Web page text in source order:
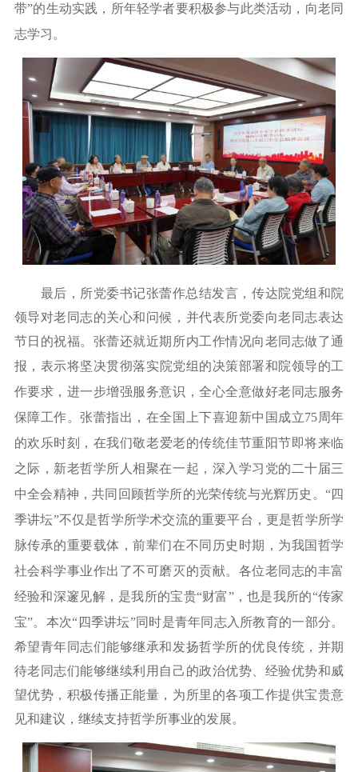
带”的生动实践，所年轻学者要积极参与此类活动，向老同
志学习。
最后，所党委书记张蕾作总结发言，传达院党组和院
领导对老同志的关心和问候，并代表所党委向老同志表达
节日的祝福。张蕾还就近期所内工作情况向老同志做了通
报，表示将坚决贯彻落实院党组的决策部署和院领导的工
作要求，进一步增强服务意识，全心全意做好老同志服务
保障工作。张蕾指出，在全国上下喜迎新中国成立75周年
的欢乐时刻， 在我们敬老爱老的传统佳节重阳节即将来临
之际，新老哲学所人相聚在一起，深入学习党的二十届三
中全会精神，共同回顾哲学所的光荣传统与光辉历史。 “四
季讲坛”不仅是哲学所学术交流的重要平台，更是哲学所学
脉传承的重要载体，前辈们在不同历史时期，为我国哲学
社会科学事业作出了不可磨灭的贡献。各位老同志的丰富
经验和深邃见解，是我所的宝贵“财富”，也是我所的“传家
宝”。 本次“四季讲坛”同时是青年同志入所教育的一部分。
希望青年同志们能够继承和发扬哲学所的优良传统，并期
待老同志们能够继续利用自己的政治优势、经验优势和威
望优势，积极传播正能量，为所里的各项工作提供宝贵意
见和建议，继续支持哲学所事业的发展。